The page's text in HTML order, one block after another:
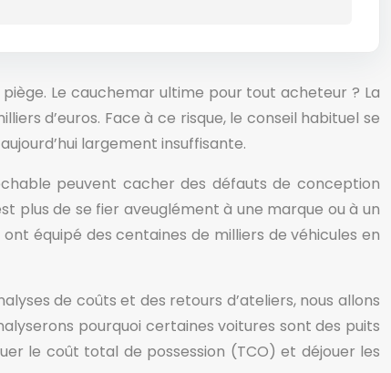
Le cauchemar ultime pour tout acheteur ? La
d’euros. Face à ce risque, le conseil habituel se
largement insuffisante.
peuvent cacher des défauts de conception
plus de se fier aveuglément à une marque ou à un
équipé des centaines de milliers de véhicules en
de coûts et des retours d’ateliers, nous allons
pourquoi certaines voitures sont des puits
le coût total de possession (TCO) et déjouer les